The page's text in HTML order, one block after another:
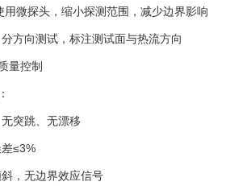
微探头，缩小探测范围，减少边界影响
向测试，标注测试面与热流方向
量控制
突跳、无漂移
≤3%
，无边界效应信号